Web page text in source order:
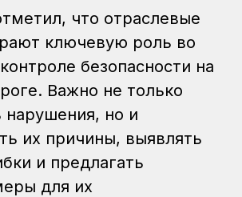
что отраслевые
ключевую роль во
безопасности на
Важно не только
нарушения, но и
их причины, выявлять
и предлагать
для их